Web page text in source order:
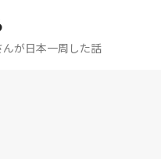
が日本一周した話